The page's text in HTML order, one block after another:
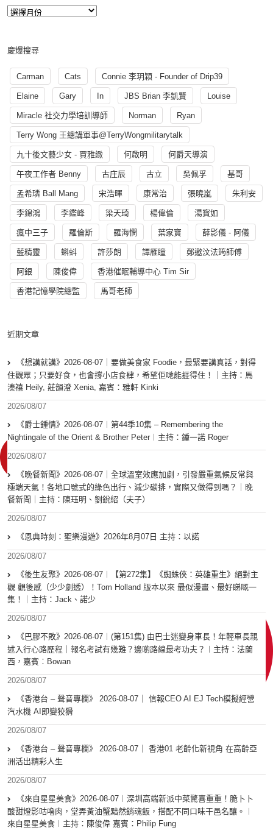
慶爆搜尋
Carman Cats Connie 李玥穎 - Founder of Drip39
Elaine Gary In JBS Brian 李凱賢 Louise
Miracle 社交力學培訓導師 Norman Ryan
Terry Wong 王總講軍事@TerryWongmilitarytalk
九十後文藝少女 - 賈雅緻 何啟明 何爵天導演
午夜工作者 Benny 古庄辰 古立 吳佩孚 基哥
孟希璘 Ball Mang 宋浩暉 康常治 張曉嵐 朱利安
李錦鴻 李鑑峰 梁天琦 楊偉倫 湯寳如
瘋中三子 羅倫斯 羅海憫 葉家寶 薛影儀 - 阿儀
藍精靈 蝌蚪 許莎朗 譚雁瞳 鄭遨汶法筠師傅
阿銀 陳俊偉 香港催眠輔導中心 Tim Sir
香港記憶學院總監 馬哥老師
近期文章
《想講就講》2026-08-07｜要做美食家 Foodie，最緊要講真話，對得
住觀眾；只要好食，也會撐小店食肆，希望佢哋能捱得住！｜主持：馬
溱禧 Heily, 莊韻澄 Xenia, 嘉賓：雅軒 Kinki
2026/08/07
《爵士鍾情》2026-08-07︱第44季10集 – Remembering the
Nightingale of the Orient & Brother Peter︱主持：鍾一諾 Roger
2026/08/07
《晚餐新聞》2026-08-07｜全球溫室效應加劇，引發嚴重氣候反常與
極端天氣！各地口號式的綠色出行、減少碳排，實際又做得到嗎？｜晚
餐新聞｜主持：陳珏明、劉銳紹（夫子）
2026/08/07
《恩典時刻：聖樂漫遊》2026年8月07日 主持：以諾
2026/08/07
《後生友聚》2026-08-07︱【第272集】《蜘蛛俠：英雄重生》絕對主
觀 觀後感（少少劇透）！Tom Holland 版本以來 最似漫畫、最好睇嘅一
集！｜主持：Jack、諾少
2026/08/07
《巴膠不敗》2026-08-07︱(第151集) 由巴士迷變身車長！年輕車長親
述入行心路歷程｜報名考試有幾難？邊啲路線最考功夫？︱主持：法蘭
西，嘉賓︰Bowan
2026/08/07
《香港台 – 聲音專欄》 2026-08-07｜ 信報CEO AI EJ Tech模擬經營
汽水機 AI即變狡猾
2026/08/07
《香港台 – 聲音專欄》 2026-08-07｜ 香港01 老齡化新視角 在高齡亞
洲活出精彩人生
2026/08/07
《來自星星美食》2026-08-07︱深圳高端新派中菜驚喜重重！脆卜卜
酸甜燈影咕嚕肉，堂弄黃油蟹黯然銷魂飯，搭配不同口味干邑名釀。︱
來自星星美食︱主持：陳俊偉 嘉賓：Philip Fung